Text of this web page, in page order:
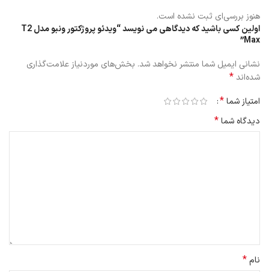
هنوز بررسی‌ای ثبت نشده است.
اولین کسی باشید که دیدگاهی می نویسد “ویدئو پروژکتور ونبو مدل T2
Max”
نشانی ایمیل شما منتشر نخواهد شد. بخش‌های موردنیاز علامت‌گذاری
شده‌اند*
امتیاز شما*
دیدگاه شما*
نام*